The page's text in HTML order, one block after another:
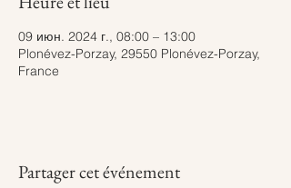
09 июн. 2024 г., 08:00 – 13:00
Plonévez-Porzay, 29550 Plonévez-Porzay,
France
Partager cet événement